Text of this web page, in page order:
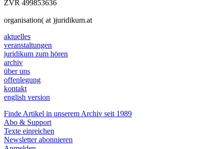
ZVR 499853636
organisation( at )juridikum.at
aktuelles
veranstaltungen
juridikum zum hören
archiv
über uns
offenlegung
kontakt
english version
Finde Artikel in unserem Archiv seit 1989
Abo & Support
Texte einreichen
Newsletter abonnieren